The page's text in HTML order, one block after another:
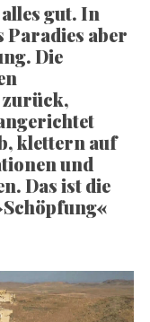
gut. In
aber
Die
zurück,
klettern auf
und
Das ist die